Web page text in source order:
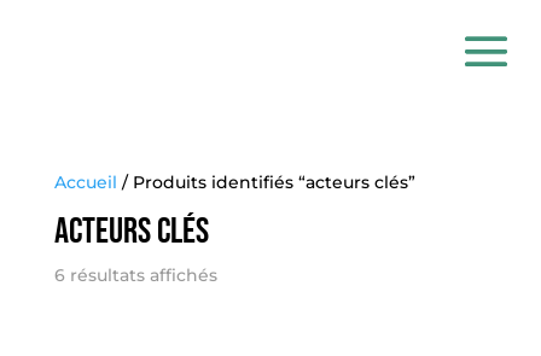
Accueil / Produits identifiés “acteurs clés”
acteurs clés
6 résultats affichés